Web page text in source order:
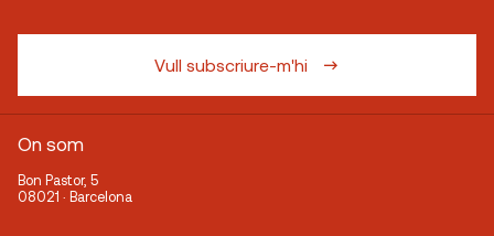
Vull subscriure-m'hi
On som
Bon Pastor, 5
08021 · Barcelona